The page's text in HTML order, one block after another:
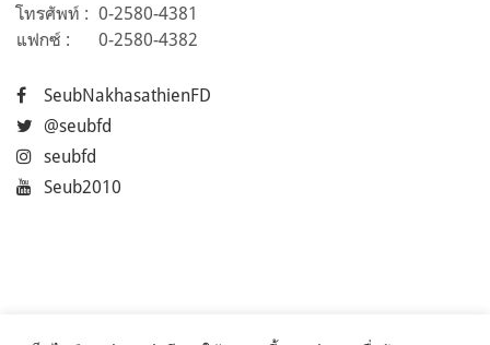
โทรศัพท์ : 0-2580-4381
แฟกซ์ :
0-2580-4382
SeubNakhasathienFD
@seubfd
seubfd
Seub2010